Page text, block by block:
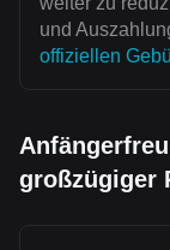
und
offiziellen
großzügiger